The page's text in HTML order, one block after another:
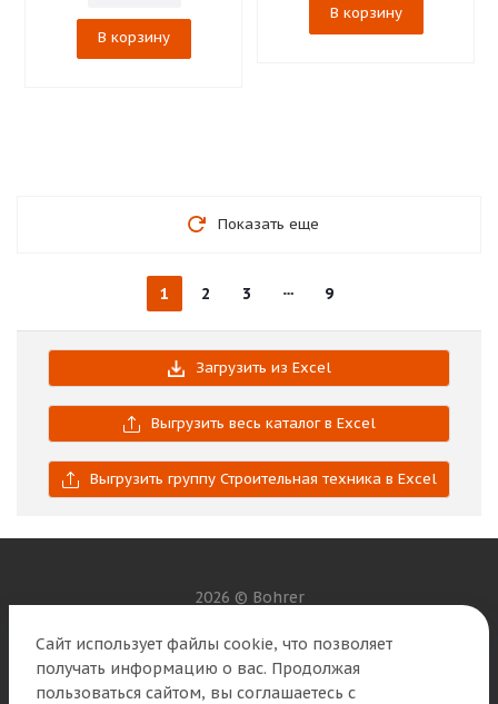
В корзину
В корзину
Показать еще
1 2 3 9
Загрузить из Excel
Выгрузить весь каталог в Excel
Выгрузить группу Строительная техника в Excel
2026 © Bohrer
Наши контакты
Сайт использует файлы cookie, что позволяет
получать информацию о вас. Продолжая
пользоваться сайтом, вы соглашаетесь с